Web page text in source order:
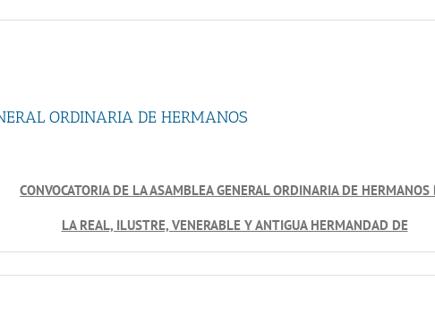
ORDINARIA DE HERMANOS
CONVOCATORIA DE LA ASAMBLEA GENERAL ORDINARIA DE HERMANOS
LA REAL, ILUSTRE, VENERABLE Y ANTIGUA HERMANDAD DE